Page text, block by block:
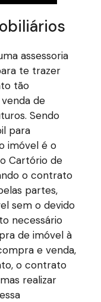
assessoria
te trazer
tão
de
Sendo
para
imóvel é o
Cartório de
o contrato
partes,
sem o devido
necessário
de imóvel à
e venda,
o contrato
realizar